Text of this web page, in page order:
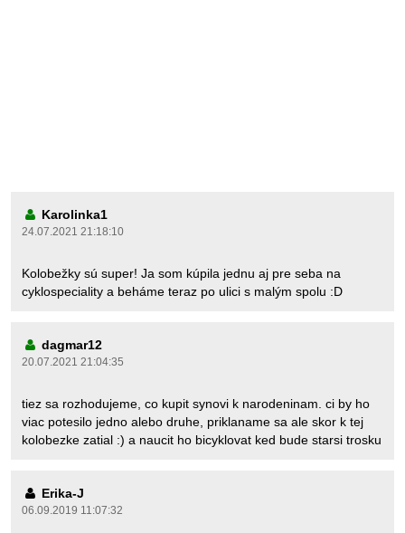
Karolinka1
24.07.2021 21:18:10
Kolobežky sú super! Ja som kúpila jednu aj pre seba na
cyklospeciality a beháme teraz po ulici s malým spolu :D
dagmar12
20.07.2021 21:04:35
tiez sa rozhodujeme, co kupit synovi k narodeninam. ci by ho
viac potesilo jedno alebo druhe, priklaname sa ale skor k tej
kolobezke zatial :) a naucit ho bicyklovat ked bude starsi trosku
Erika-J
06.09.2019 11:07:32